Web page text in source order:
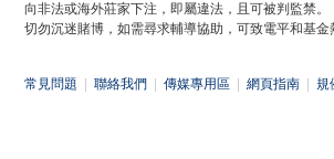
向非法或海外莊家下注，即屬違法，且可被判監禁。
切勿沉迷賭博，如需尋求輔導協助，可致電平和基金
常見問題 聯絡我們 傳媒專用區 網頁指南 規